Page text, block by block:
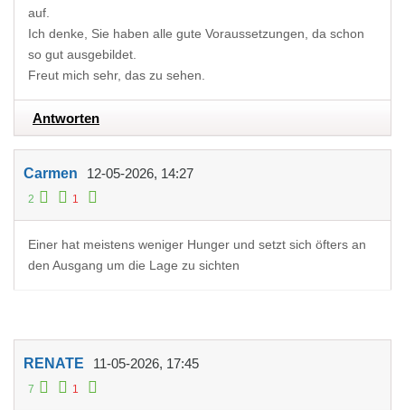
auf.
Ich denke, Sie haben alle gute Voraussetzungen, da schon
so gut ausgebildet.
Freut mich sehr, das zu sehen.
Antworten
Carmen 12-05-2026, 14:27
2 1
Einer hat meistens weniger Hunger und setzt sich öfters an
den Ausgang um die Lage zu sichten
RENATE 11-05-2026, 17:45
7 1